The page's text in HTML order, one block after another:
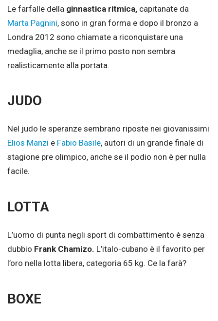
Le farfalle della ginnastica ritmica, capitanate da
Marta Pagnini, sono in gran forma e dopo il bronzo a
Londra 2012 sono chiamate a riconquistare una
medaglia, anche se il primo posto non sembra
realisticamente alla portata.
JUDO
Nel judo le speranze sembrano riposte nei giovanissimi
Elios Manzi e Fabio Basile, autori di un grande finale di
stagione pre olimpico, anche se il podio non è per nulla
facile.
LOTTA
L’uomo di punta negli sport di combattimento è senza
dubbio Frank Chamizo. L’italo-cubano è il favorito per
l’oro nella lotta libera, categoria 65 kg. Ce la farà?
BOXE